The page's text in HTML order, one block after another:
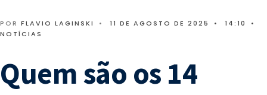
POR FLAVIO LAGINSKI • 11 DE AGOSTO DE 2025 • 14:10
•
NOTÍCIAS
Quem são os 14